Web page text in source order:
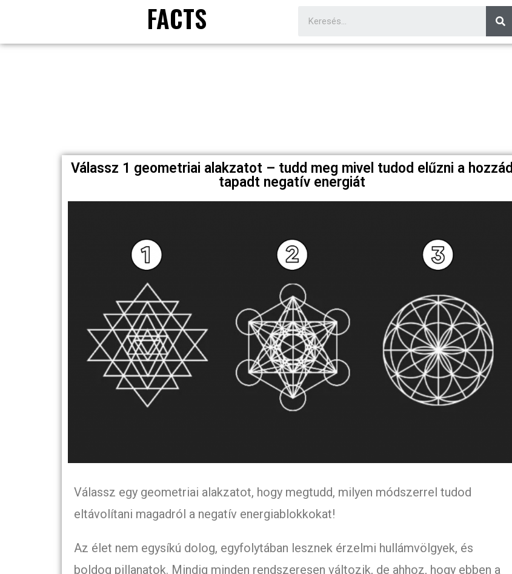
FACTS
Válassz 1 geometriai alakzatot – tudd meg mivel tudod elűzni a hozzád
tapadt negatív energiát
Válassz egy geometriai alakzatot, hogy megtudd, milyen módszerrel tudod
eltávolítani magadról a negatív energiablokkokat!
Az élet nem egysíkú dolog, egyfolytában lesznek érzelmi hullámvölgyek, és
boldog pillanatok. Mindig minden rendszeresen változik, de ahhoz, hogy ebben a